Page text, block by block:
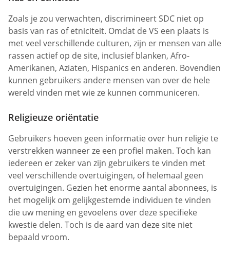
Zoals je zou verwachten, discrimineert SDC niet op
basis van ras of etniciteit. Omdat de VS een plaats is
met veel verschillende culturen, zijn er mensen van alle
rassen actief op de site, inclusief blanken, Afro-
Amerikanen, Aziaten, Hispanics en anderen. Bovendien
kunnen gebruikers andere mensen van over de hele
wereld vinden met wie ze kunnen communiceren.
Religieuze oriëntatie
Gebruikers hoeven geen informatie over hun religie te
verstrekken wanneer ze een profiel maken. Toch kan
iedereen er zeker van zijn gebruikers te vinden met
veel verschillende overtuigingen, of helemaal geen
overtuigingen. Gezien het enorme aantal abonnees, is
het mogelijk om gelijkgestemde individuen te vinden
die uw mening en gevoelens over deze specifieke
kwestie delen. Toch is de aard van deze site niet
bepaald vroom.